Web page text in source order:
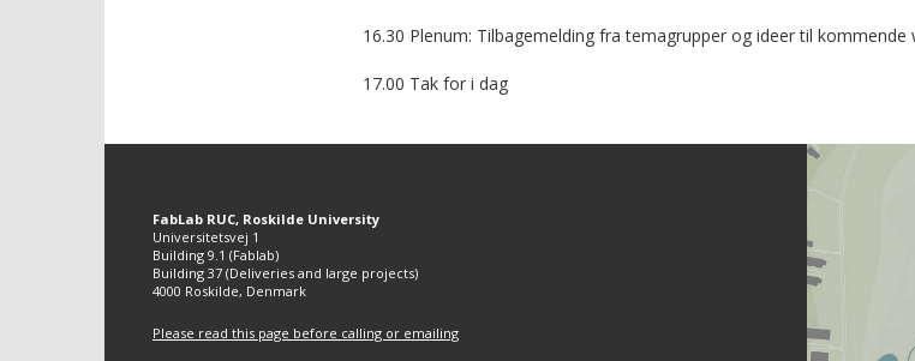
16.30 Plenum: Tilbagemelding fra temagrupper og ideer til kommende
17.00 Tak for i dag
FabLab RUC, Roskilde University
Universitetsvej 1
Building 9.1 (Fablab)
Building 37 (Deliveries and large projects)
4000 Roskilde, Denmark
Please read this page before calling or emailing